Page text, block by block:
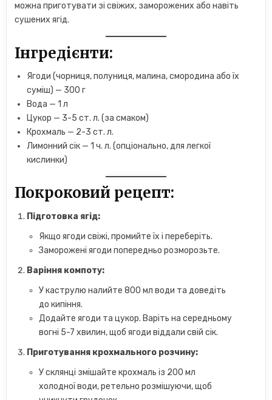
можна приготувати зі свіжих, заморожених або навіть
сушених ягід.
Інгредієнти:
Ягоди (чорниця, полуниця, малина, смородина або їх
суміш) — 300 г
Вода — 1 л
Цукор — 3-5 ст. л. (за смаком)
Крохмаль — 2-3 ст. л.
Лимонний сік — 1 ч. л. (опціонально, для легкої
кислинки)
Покроковий рецепт:
Підготовка ягід:
Якщо ягоди свіжі, промийте їх і переберіть.
Заморожені ягоди попередньо розморозьте.
Варіння компоту:
У каструлю налийте 800 мл води та доведіть
до кипіння.
Додайте ягоди та цукор. Варіть на середньому
вогні 5-7 хвилин, щоб ягоди віддали свій сік.
Приготування крохмального розчину:
У склянці змішайте крохмаль із 200 мл
холодної води, ретельно розмішуючи, щоб